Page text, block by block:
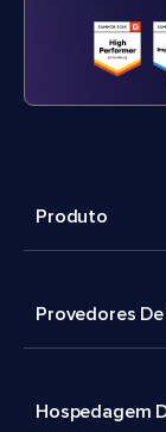
Produto
Provedores
Hospedagem